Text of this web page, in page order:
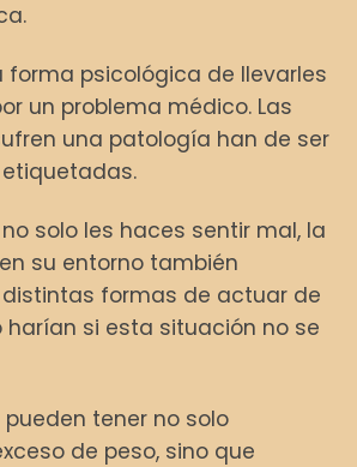
forma psicológica de llevarles
un problema médico. Las
una patología han de ser
solo les haces sentir mal, la
su entorno también
formas de actuar de
harían si esta situación no se
tener no solo
de peso, sino que